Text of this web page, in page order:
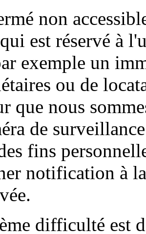
non
est réservé à
exemple un
ou de
que nous
de
fins
notification à
difficulté est